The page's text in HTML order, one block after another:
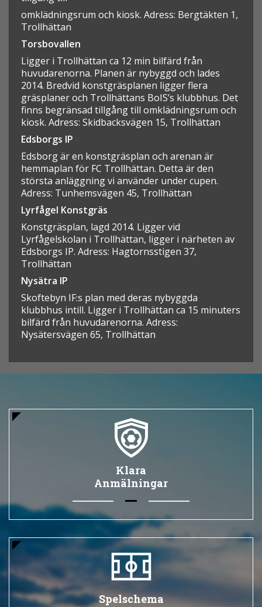
omklädningsrum och kiosk. Adress: Bergtäkten 1,
Trollhättan
Torsbovallen
Ligger i Trollhättan ca 12 min bilfärd från
huvudarenorna. Planen är nybyggd och lades
2014. Bredvid konstgräsplanen ligger flera
gräsplaner och Trollhättans BoIS’s klubbhus. Det
finns begränsad tillgång till omklädningsrum och
kiosk. Adress: Skidbacksvägen 15, Trollhättan
Edsborgs IP
Edsborg är en konstgräsplan och arenan är
hemmaplan för FC Trollhättan. Detta är den
största anläggning vi använder under cupen.
Adress: Tunhemsvägen 45, Trollhättan
Lyrfågel Konstgräs
Konstgräsplan, lagd 2014. Ligger vid
Lyrfågelskolan i Trollhättan, ligger i närheten av
Edsborgs IP. Adress: Hagtornsstigen 37,
Trollhättan
Nysätra IP
Skoftebyn IF:s plan med deras nybyggda
klubbhus intill. Ligger i Trollhättan ca 15 minuters
bilfärd från huvudarenorna. Adress:
Nysätersvägen 65, Trollhättan
Klara
Anmälningar
Spelschema